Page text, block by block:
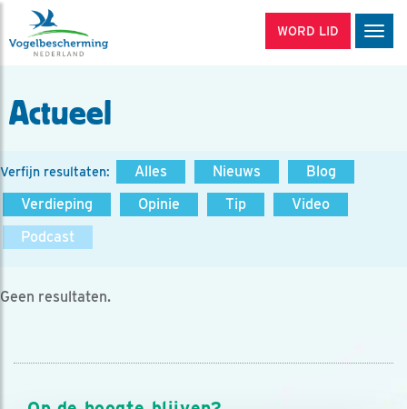
WORD LID
Actueel
Verfijn resultaten: Alles Nieuws
Blog
Verdieping
Opinie Tip
Video
Podcast
Geen resultaten.